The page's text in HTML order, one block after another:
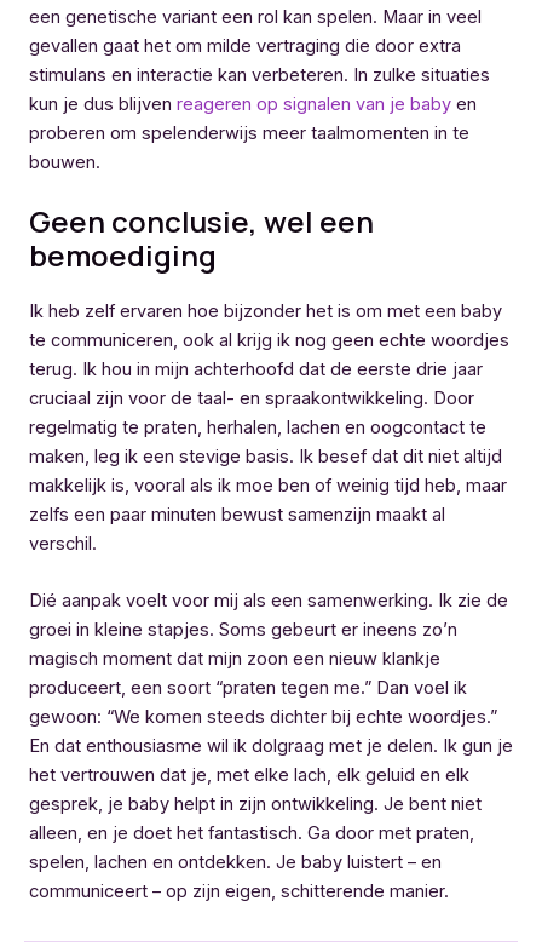
een genetische variant een rol kan spelen. Maar in veel
gevallen gaat het om milde vertraging die door extra
stimulans en interactie kan verbeteren. In zulke situaties
kun je dus blijven reageren op signalen van je baby en
proberen om spelenderwijs meer taalmomenten in te
bouwen.
Geen conclusie, wel een
bemoediging
Ik heb zelf ervaren hoe bijzonder het is om met een baby
te communiceren, ook al krijg ik nog geen echte woordjes
terug. Ik hou in mijn achterhoofd dat de eerste drie jaar
cruciaal zijn voor de taal- en spraakontwikkeling. Door
regelmatig te praten, herhalen, lachen en oogcontact te
maken, leg ik een stevige basis. Ik besef dat dit niet altijd
makkelijk is, vooral als ik moe ben of weinig tijd heb, maar
zelfs een paar minuten bewust samenzijn maakt al
verschil.
Dié aanpak voelt voor mij als een samenwerking. Ik zie de
groei in kleine stapjes. Soms gebeurt er ineens zo’n
magisch moment dat mijn zoon een nieuw klankje
produceert, een soort “praten tegen me.” Dan voel ik
gewoon: “We komen steeds dichter bij echte woordjes.”
En dat enthousiasme wil ik dolgraag met je delen. Ik gun je
het vertrouwen dat je, met elke lach, elk geluid en elk
gesprek, je baby helpt in zijn ontwikkeling. Je bent niet
alleen, en je doet het fantastisch. Ga door met praten,
spelen, lachen en ontdekken. Je baby luistert – en
communiceert – op zijn eigen, schitterende manier.